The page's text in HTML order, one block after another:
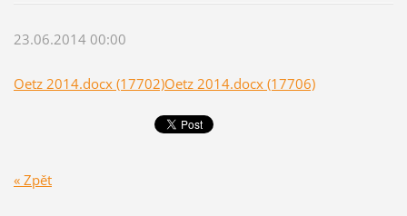
23.06.2014 00:00
Oetz 2014.docx (17702)Oetz 2014.docx (17706)
« Zpět